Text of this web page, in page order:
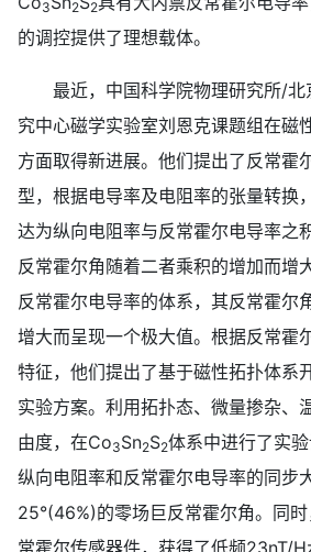
3 2 2
的调控提供了理想载体。
最近，中国科学院物理研究所/北
究中心磁学实验室刘恩克课题组在磁
方面取得新进展。他们提出了反常霍
型，根据电导率及电阻率的张量转换
达为纵向电阻率与反常霍尔电导率之
反常霍尔角随着二者乘积的增加而增
反常霍尔电导率的体系，其反常霍尔
增大而呈现一个极大值。根据反常霍
特征，他们提出了基于磁性拓扑体系
实验方案。利用拓扑态、微量掺杂、
由度，在Co3Sn2S2体系中进行了实
纵向电阻率和反常霍尔电导率的同步
25°(46%)的零场巨反常霍尔角。同
常霍尔传感器件，获得了低频23nT/